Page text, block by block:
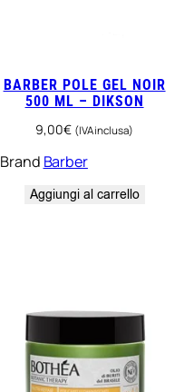
BARBER POLE GEL NOIR
500 ML – DIKSON
9,00€ (IVA inclusa)
Brand Barber
Aggiungi al carrello